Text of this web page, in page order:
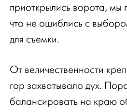
приоткрылись ворота, мы
что не ошиблись с
для съемки.
От величественности
гор захватывало дух.
балансировать на краю